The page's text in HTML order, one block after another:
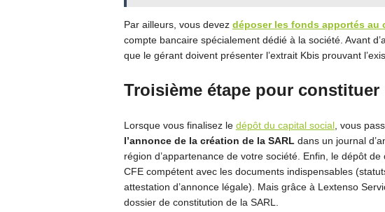
Par ailleurs, vous devez déposer les fonds apportés au
compte bancaire spécialement dédié à la société. Avant
que le gérant doivent présenter l’extrait Kbis prouvant
Troisième étape pour constituer
Lorsque vous finalisez le dépôt du capital social, vous
l’annonce de la création de la SARL dans un journal
région d’appartenance de votre société. Enfin, le dépôt
CFE compétent avec les documents indispensables
attestation d’annonce légale). Mais grâce à Lextenso
dossier de constitution de la SARL.